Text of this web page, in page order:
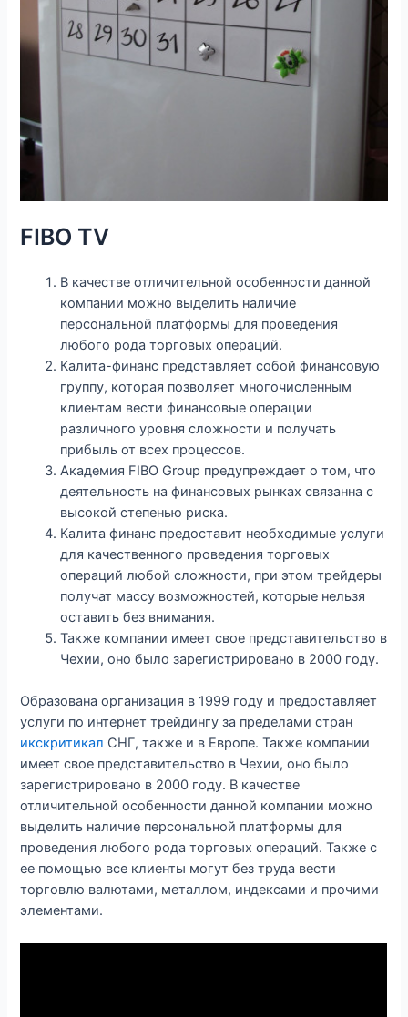
FIBO TV
В качестве отличительной особенности данной
компании можно выделить наличие
персональной платформы для проведения
любого рода торговых операций.
Калита-финанс представляет собой финансовую
группу, которая позволяет многочисленным
клиентам вести финансовые операции
различного уровня сложности и получать
прибыль от всех процессов.
Академия FIBO Group предупреждает о том, что
деятельность на финансовых рынках связанна с
высокой степенью риска.
Калита финанс предоставит необходимые услуги
для качественного проведения торговых
операций любой сложности, при этом трейдеры
получат массу возможностей, которые нельзя
оставить без внимания.
Также компании имеет свое представительство в
Чехии, оно было зарегистрировано в 2000 году.
Образована организация в 1999 году и предоставляет
услуги по интернет трейдингу за пределами стран
икскритикал СНГ, также и в Европе. Также компании
имеет свое представительство в Чехии, оно было
зарегистрировано в 2000 году. В качестве
отличительной особенности данной компании можно
выделить наличие персональной платформы для
проведения любого рода торговых операций. Также с
ее помощью все клиенты могут без труда вести
торговлю валютами, металлом, индексами и прочими
элементами.